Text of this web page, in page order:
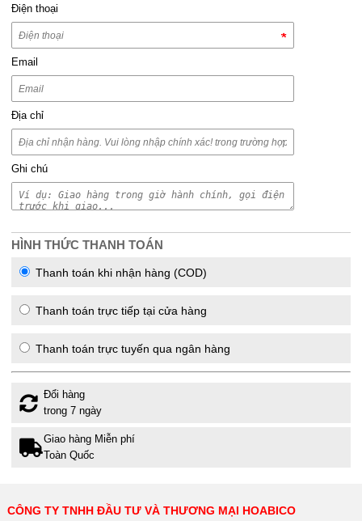
Điện thoại
Email
Địa chỉ
Ghi chú
HÌNH THỨC THANH TOÁN
Thanh toán khi nhận hàng (COD)
Thanh toán trực tiếp tại cửa hàng
Thanh toán trực tuyến qua ngân hàng
Đổi hàng
trong 7 ngày
Giao hàng Miễn phí
Toàn Quốc
CÔNG TY TNHH ĐẦU TƯ VÀ THƯƠNG MẠI HOABICO